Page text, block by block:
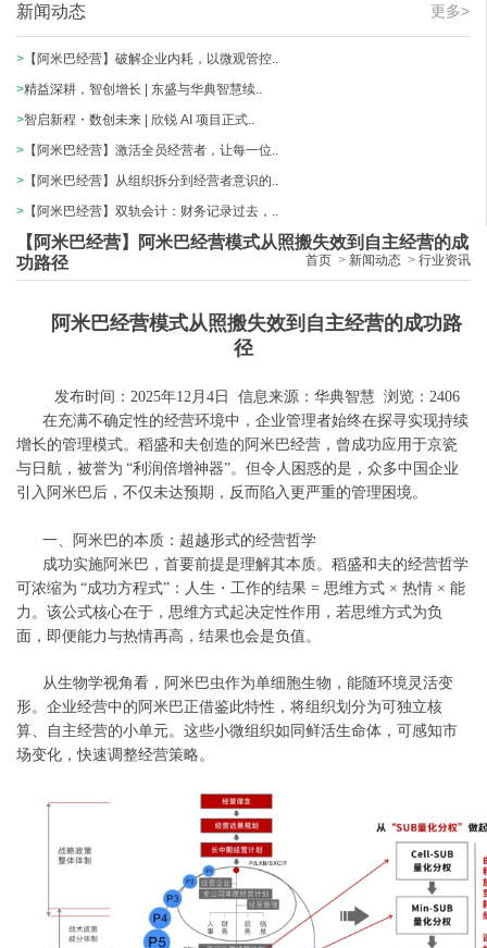
更多>
新闻动态
> 【阿米巴经营】破解企业内耗，以微观管控..
>精益深耕，智创增长 | 东盛与华典智慧续..
>智启新程・数创未来 | 欣锐 AI 项目正式..
> 【阿米巴经营】激活全员经营者，让每一位..
> 【阿米巴经营】从组织拆分到经营者意识的..
> 【阿米巴经营】双轨会计：财务记录过去，..
【阿米巴经营】阿米巴经营模式从照搬失效到自主经营的成
功路径
首页 > 新闻动态 > 行业资讯
阿米巴经营模式从照搬失效到自主经营的成功路
径
发布时间： 2025年12月 4日 信息来源：华典智慧 浏览： 2406
在充满不确定性的经营环境中，企业管理者始终在探寻实现持续
增长的管理模式。稻盛和夫创造的阿米巴经营，曾成功应用于京瓷
与日航，被誉为 “利润倍增神器”。但令人困惑的是，众多中国企业
引入阿米巴后，不仅未达预期，反而陷入更严重的管理困境。
一、阿米巴的本质：超越形式的经营哲学
成功实施阿米巴，首要前提是理解其本质。稻盛和夫的经营哲学
可浓缩为 “成功方程式” ：人生・工作的结果 = 思维方式 × 热情 × 能
力。该公式核心在于，思维方式起决定性作用，若思维方式为负
面，即便能力与热情再高，结果也会是负值。
从生物学视角看，阿米巴虫作为单细胞生物，能随环境灵活变
形。企业经营中的阿米巴正借鉴此特性，将组织划分为可独立核
算、自主经营的小单元。这些小微组织如同鲜活生命体，可感知市
场变化，快速调整经营策略。